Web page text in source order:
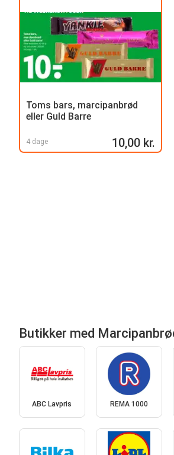
Toms bars, marcipanbrød
eller Guld Barre
4 dage 10,00 kr.
Butikker med
ABC Lavpris REMA 1000